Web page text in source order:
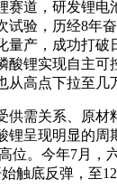
赛道，研发锂电
试验，历经8年
量产，成功打破
酸锂实现自主可
从高点下拉至几
供需关系、原材
锂呈现明显的周
位。今年7月，
触底反弹，至